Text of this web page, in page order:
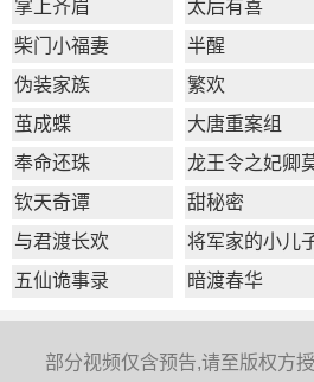
掌上齐眉
太后有喜
柴门小福妻
半醒
伪装家族
繁欢
茧成蝶
大唐重案组
奉命还珠
龙王令之妃卿
钦天奇谭
甜秘密
与君渡长欢
将军家的小儿
五仙诡事录
暗渡春华
部分视频仅含预告,请至版权方